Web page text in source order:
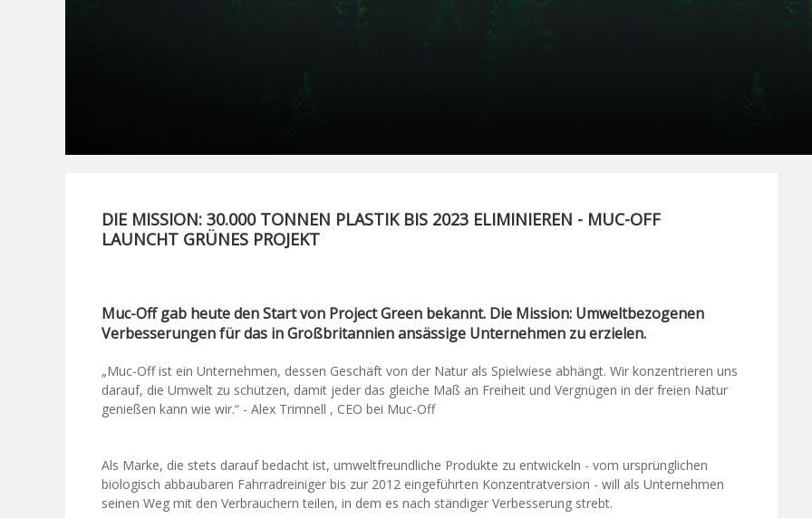
DIE MISSION: 30.000 TONNEN PLASTIK BIS 2023 ELIMINIEREN - MUC-OFF
LAUNCHT GRÜNES PROJEKT
Muc-Off gab heute den Start von Project Green bekannt. Die Mission: Umweltbezogenen
Verbesserungen für das in Großbritannien ansässige Unternehmen zu erzielen.
„Muc-Off ist ein Unternehmen, dessen Geschäft von der Natur als Spielwiese abhängt. Wir konzentrieren uns
darauf, die Umwelt zu schützen, damit jeder das gleiche Maß an Freiheit und Vergnügen in der freien Natur
genießen kann wie wir.“ - Alex Trimnell , CEO bei Muc-Off
Als Marke, die stets darauf bedacht ist, umweltfreundliche Produkte zu entwickeln - vom ursprünglichen
biologisch abbaubaren Fahrradreiniger bis zur 2012 eingeführten Konzentratversion - will als Unternehmen
seinen Weg mit den Verbrauchern teilen, in dem es nach ständiger Verbesserung strebt.